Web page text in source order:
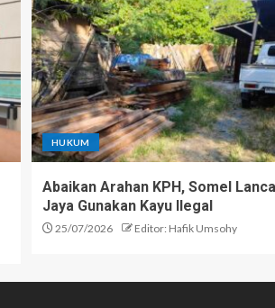
HUKUM
Abaikan Arahan KPH, Somel
Jaya Gunakan Kayu Ilegal
25/07/2026 Editor: Hafik Umsohy